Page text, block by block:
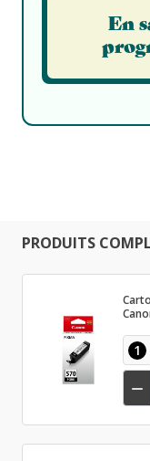
En
PRODUITS
1
